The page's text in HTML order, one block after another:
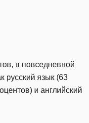
в повседневной
русский язык (63
и английский